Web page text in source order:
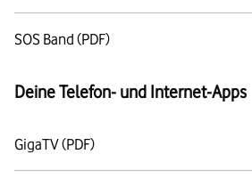
SOS Band (PDF)
Deine Telefon- und Internet-Apps
GigaTV (PDF)